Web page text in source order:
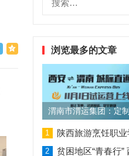
浏览最多的文章
渭南市渭运集团：定
1 陕西旅游烹饪职业学院 ：技能
2 贫困地区“青春行” 西安